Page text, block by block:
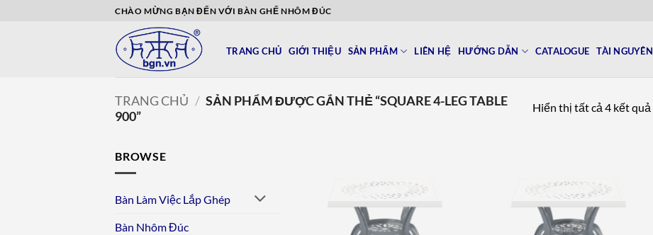
CHÀO MỪNG BẠN ĐẾN VỚI BÀN GHẾ NHÔM ĐÚC
TRANG CHỦ GIỚI THIỆU SẢN PHẨM LIÊN HỆ HƯỚNG DẪN CATALOGUE TÀI NGUYÊN
TRANG CHỦ / SẢN PHẨM ĐƯỢC GẮN THẺ “SQUARE 4-LEG TABLE
900”
Hiển thị tất cả 4 kết quả
BROWSE
Bàn Làm Việc Lắp Ghép
Bàn Nhôm Đúc